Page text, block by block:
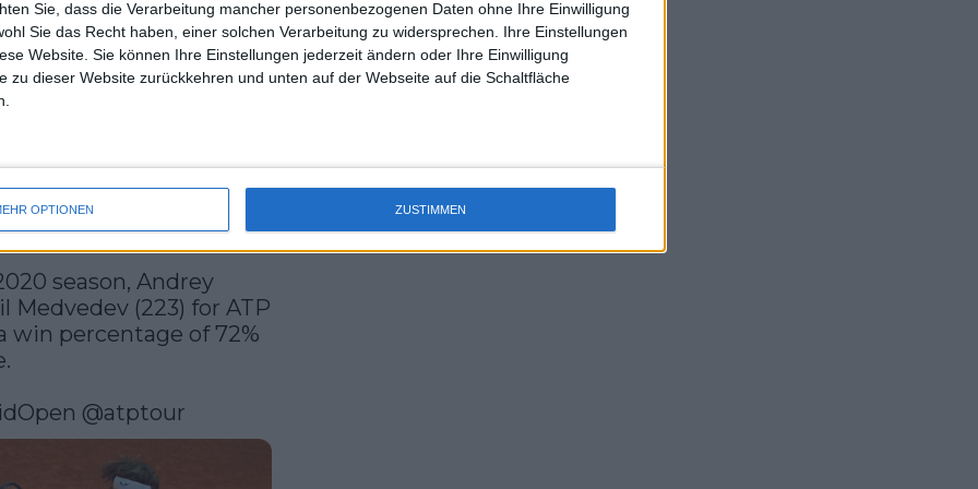
Sie, dass die Verarbeitung mancher personenbezogenen Daten ohne Ihre Einwilligung
Sie das Recht haben, einer solchen Verarbeitung zu widersprechen. Ihre Einstellungen
Website. Sie können Ihre Einstellungen jederzeit ändern oder Ihre Einwilligung
zu dieser Website zurückkehren und unten auf der Webseite auf die Schaltfläche
OPTIONEN ZUSTIMMEN
einem Grand Slam-Turnier hatte
gegen den italienischen
6:3 ausschied. Er wird nun an den
Dienstag im Achtelfinale auf Camilo
season, Andrey
Medvedev (223) for ATP
win percentage of 72%
@atptour
uss J-L-Struff wahrscheinlich morge 3 Spiele absolvieren (2.
mal Einzel 1x Doppel) dank der hervorragenden Unterstützung
des Kommentators für F-A-A